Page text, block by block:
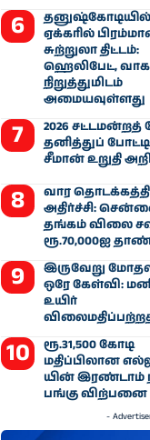
தனுஷ்கோடியில்
ஏக்கரில்
சுற்றுலா திட்டம்:
ஹெலிபேட்,
நிறுத்துமிடம்
அமையவுள்ளது
2026 சட்டமன்றத்
தனித்துப் போட்டி
சீமான் உறுதி
வார
அதிர்ச்சி:
தங்கம் விலை
ரூ.70,000ஐ
இருவேறு
ஒரே கேள்வி:
உயிர்
ரூ.31,500 கோடி
மதிப்பிலான
யின் இரண்​டாம்
பங்கு விற்பனை
-